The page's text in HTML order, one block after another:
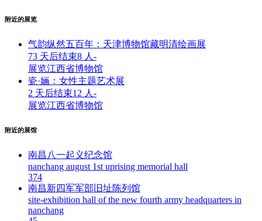
附近的展览
气韵纵然五百年：天津博物馆藏明清绘画展
73 天后结束8 人 -
展览江西省博物馆
瓷·婳：女性主题艺术展
2 天后结束12 人 -
展览江西省博物馆
附近的展馆
南昌八一起义纪念馆
nanchang august 1st uprising memorial hall
374
南昌新四军军部旧址陈列馆
site-exhibition hall of the new fourth army headquarters in
nanchang